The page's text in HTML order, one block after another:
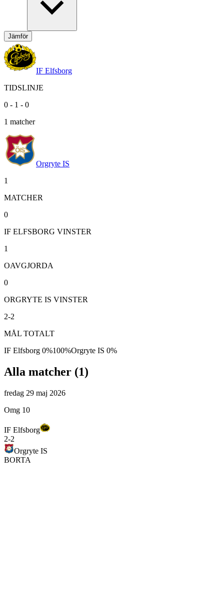
Jämför
IF Elfsborg
TIDSLINJE
0 - 1 - 0
1 matcher
Orgryte IS
1
MATCHER
0
IF ELFSBORG VINSTER
1
OAVGJORDA
0
ORGRYTE IS VINSTER
2-2
MÅL TOTALT
IF Elfsborg 0%100%Orgryte IS 0%
Alla matcher (1)
fredag 29 maj 2026
Omg 10
IF Elfsborg
2-2
Orgryte IS
BORTA